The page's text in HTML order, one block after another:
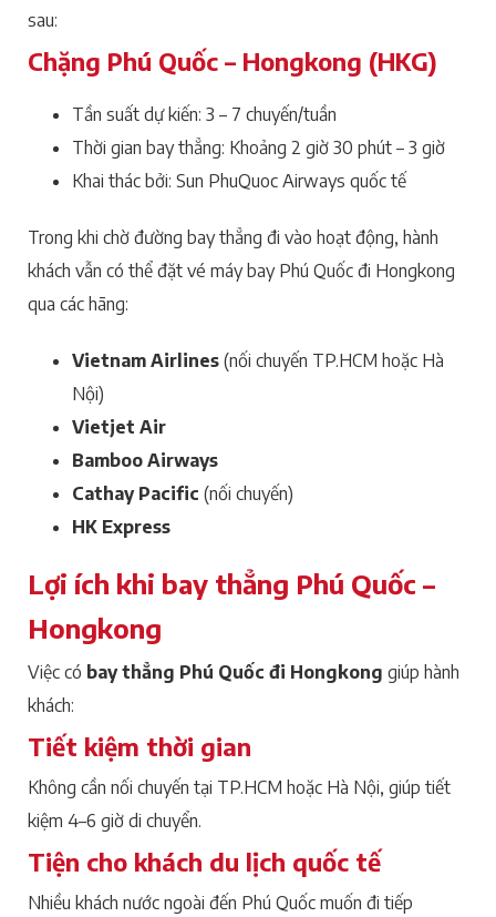
sau:
Chặng Phú Quốc – Hongkong (HKG)
Tần suất dự kiến: 3 – 7 chuyến/tuần
Thời gian bay thẳng: Khoảng 2 giờ 30 phút – 3 giờ
Khai thác bởi: Sun PhuQuoc Airways quốc tế
Trong khi chờ đường bay thẳng đi vào hoạt động, hành
khách vẫn có thể đặt vé máy bay Phú Quốc đi Hongkong
qua các hãng:
Vietnam Airlines (nối chuyến TP.HCM hoặc Hà
Nội)
Vietjet Air
Bamboo Airways
Cathay Pacific (nối chuyến)
HK Express
Lợi ích khi bay thẳng Phú Quốc –
Hongkong
Việc có bay thẳng Phú Quốc đi Hongkong giúp hành
khách:
Tiết kiệm thời gian
Không cần nối chuyến tại TP.HCM hoặc Hà Nội, giúp tiết
kiệm 4–6 giờ di chuyển.
Tiện cho khách du lịch quốc tế
Nhiều khách nước ngoài đến Phú Quốc muốn đi tiếp